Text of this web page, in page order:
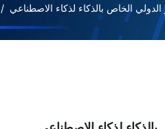
الخاص بالذكاء لذكاء الاصطناعي